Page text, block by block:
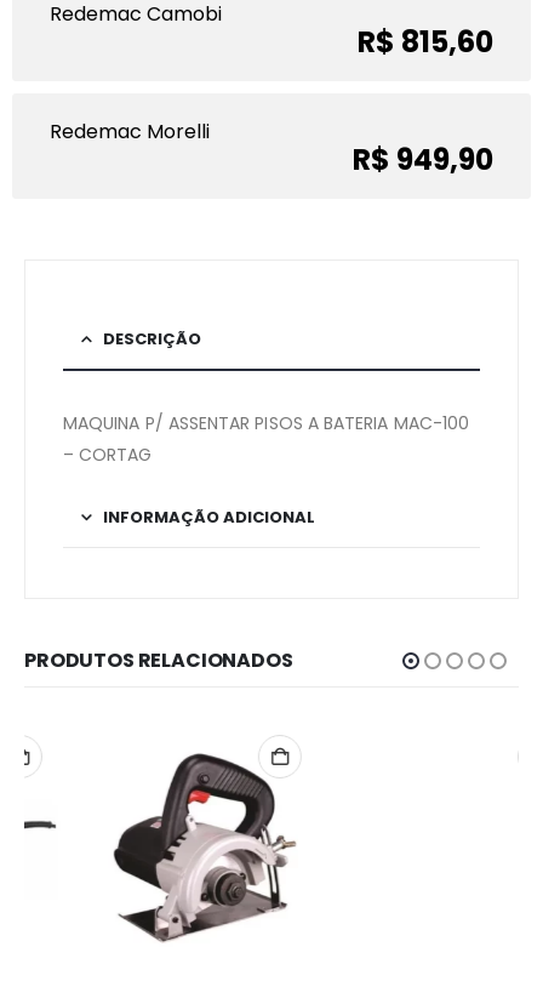
Redemac Camobi
R$ 815,60
Redemac Morelli
R$ 949,90
DESCRIÇÃO
MAQUINA P/ ASSENTAR PISOS A BATERIA MAC-100
– CORTAG
INFORMAÇÃO ADICIONAL
PRODUTOS RELACIONADOS